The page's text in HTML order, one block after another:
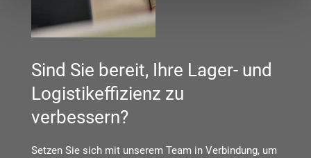
Sind Sie bereit, Ihre Lager- und
Logistikeffizienz zu
verbessern?
Setzen Sie sich mit unserem Team in Verbindung, um